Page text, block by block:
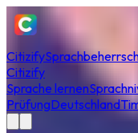
Citizify
Citizify
Sprache lernen
PrüfungDeutschland